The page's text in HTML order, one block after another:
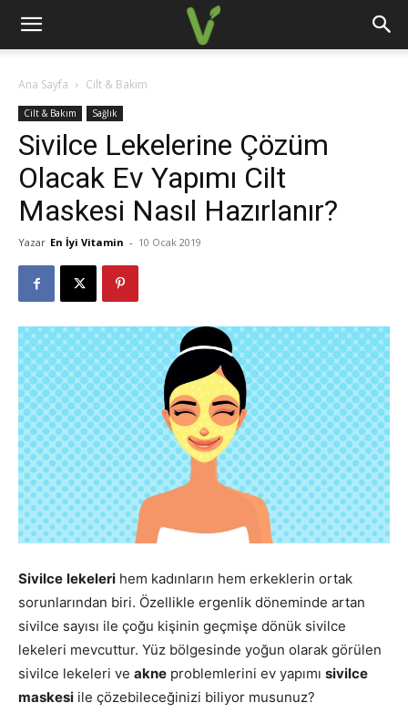
Ana Sayfa Cilt & Bakım
Cilt & Bakım Sağlık
Sivilce Lekelerine Çözüm
Olacak Ev Yapımı Cilt
Maskesi Nasıl Hazırlanır?
Yazar En İyi Vitamin - 10 Ocak 2019
Sivilce lekeleri hem kadınların hem erkeklerin ortak
sorunlarından biri. Özellikle ergenlik döneminde artan
sivilce sayısı ile çoğu kişinin geçmişe dönük sivilce
lekeleri mevcuttur. Yüz bölgesinde yoğun olarak görülen
sivilce lekeleri ve akne problemlerini ev yapımı sivilce
maskesi ile çözebileceğinizi biliyor musunuz?